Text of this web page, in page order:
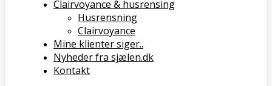
Clairvoyance & husrensing
Husrensning
Clairvoyance
Mine klienter siger..
Nyheder fra sjælen.dk
Kontakt